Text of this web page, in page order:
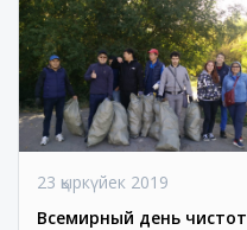
23 қыркүйек 2019
Всемирный день